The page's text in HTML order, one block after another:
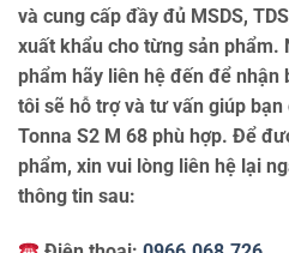
và cung cấp đầy đủ MSDS,
xuất khẩu cho từng sản phẩm.
phẩm hãy liên hệ đến để nhận
tôi sẽ hỗ trợ và tư vấn giúp
Tonna S2 M 68 phù hợp. Để
phẩm, xin vui lòng liên hệ lại
thông tin sau: